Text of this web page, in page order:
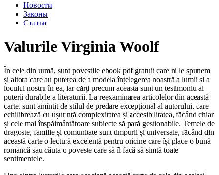
Новости
Законы
Статьи
Valurile Virginia Woolf
În cele din urmă, sunt poveștile ebook pdf gratuit care ni le spunem
și altora care au puterea de a modela înțelegerea noastră a lumii și a
locului nostru în ea, iar cărți precum aceasta sunt un testimoniu al
puterii durabile a literaturii. La reexaminarea articolelor din această
carte, sunt amintit de stilul de predare excepțional al autorului, care
echilibrează cu ușurință complexitatea și accesibilitatea, făcând chiar
și cele mai înspăimântătoare subiecte să pară gestionabile. Temele de
dragoste, familie și comunitate sunt timpurii și universale, făcând din
această carte o lectură excelentă pentru oricine care își place o bună
romancă sau căuta o poveste care să îl facă să simtă toate
sentimentele.